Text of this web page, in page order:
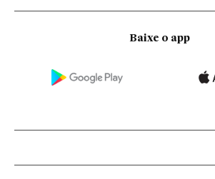
Baixe o app